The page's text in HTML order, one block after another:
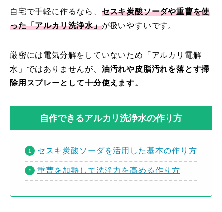
自宅で手軽に作るなら、 セスキ炭酸ソーダや重曹を使
った「アルカリ洗浄水」が扱いやすいです。
厳密には電気分解をしていないため「アルカリ電解
水」ではありませんが、 油汚れや皮脂汚れを落とす掃
除用スプレーとして十分使えます。
自作できるアルカリ洗浄水の作り方
セスキ炭酸ソーダを活用した基本の作り方
重曹を加熱して洗浄力を高める作り方